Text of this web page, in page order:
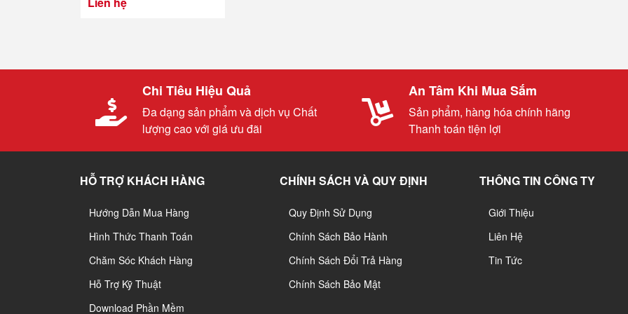
Chi Tiêu Hiệu Quả
Đa dạng sản phẩm và dịch vụ Chất
lượng cao với giá ưu đãi
An Tâm Khi Mua Sắm
Sản phẩm, hàng hóa chính hãng
Thanh toán tiện lợi
HỖ TRỢ KHÁCH HÀNG
Hướng Dẫn Mua Hàng
Hình Thức Thanh Toán
Chăm Sóc Khách Hàng
Hỗ Trợ Kỹ Thuật
Download Phần Mềm
CHÍNH SÁCH VÀ QUY ĐỊNH
Quy Định Sử Dụng
Chính Sách Bảo Hành
Chính Sách Đổi Trả Hàng
Chính Sách Bảo Mật
THÔNG TIN CÔNG TY
Giới Thiệu
Liên Hệ
Tin Tức